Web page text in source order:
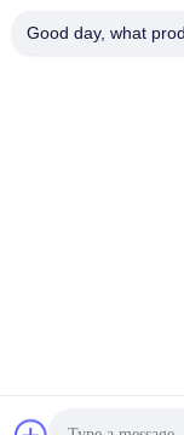
주소
Good day, what